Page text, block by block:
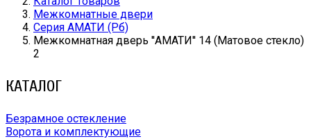
Межкомнатные двери
Серия АМАТИ (Рб)
Межкомнатная дверь ''АМАТИ'' 14 (Матовое стекло)
2
КАТАЛОГ
Безрамное остекление
Ворота и комплектующие